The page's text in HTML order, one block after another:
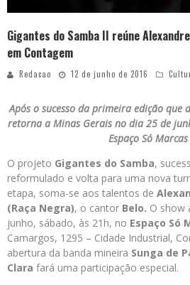
Gigantes do Samba II reúne
em Contagem
Redacao 12 de junho de 2016
Após o sucesso da primeira edição
retorna a Minas Gerais no dia 25 de
Espaço Só
O projeto Gigantes do Samba,
reformulado e volta para uma nova
etapa, soma-se aos talentos de
(Raça Negra), o cantor Belo. O show
junho, sábado, às 21h, no Espaço Só
Camargos, 1295 – Cidade Industrial,
abertura da banda mineira Sunga de
Clara fará uma participação especial.